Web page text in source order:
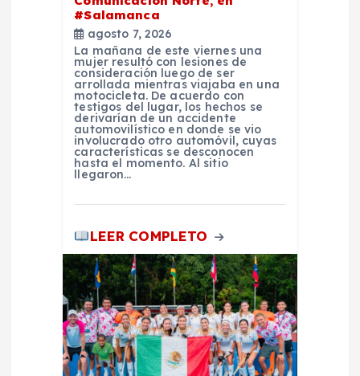
#Salamanca
agosto 7, 2026
La mañana de este viernes una
mujer resultó con lesiones de
consideración luego de ser
arrollada mientras viajaba en una
motocicleta. De acuerdo con
testigos del lugar, los hechos se
derivarían de un accidente
automovilístico en donde se vio
involucrado otro automóvil, cuyas
características se desconocen
hasta el momento. Al sitio
llegaron…
LEER COMPLETO